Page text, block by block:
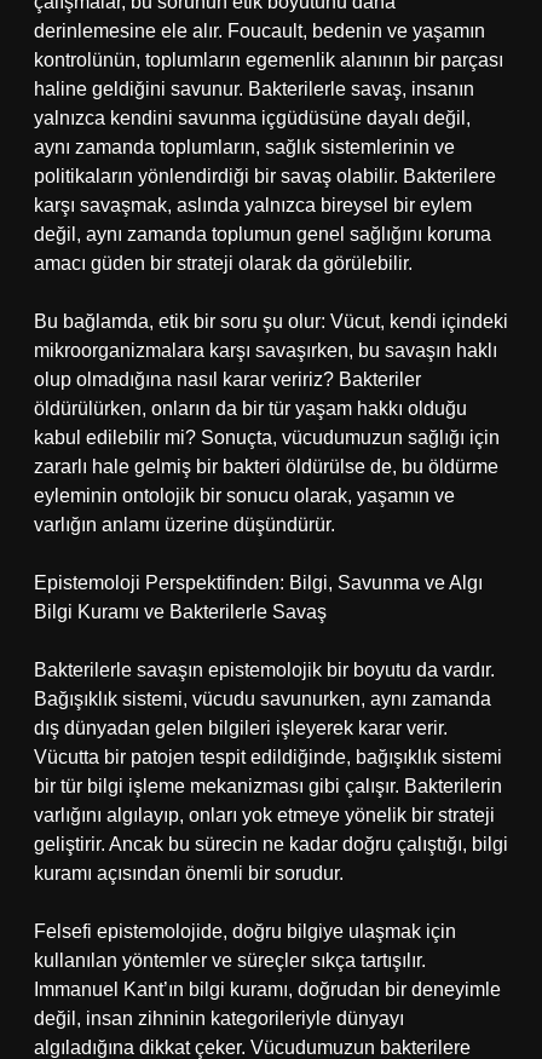
derinlemesine ele alır. Foucault, bedenin ve yaşamın
kontrolünün, toplumların egemenlik alanının bir parçası
haline geldiğini savunur. Bakterilerle savaş, insanın
yalnızca kendini savunma içgüdüsüne dayalı değil,
aynı zamanda toplumların, sağlık sistemlerinin ve
politikaların yönlendirdiği bir savaş olabilir. Bakterilere
karşı savaşmak, aslında yalnızca bireysel bir eylem
değil, aynı zamanda toplumun genel sağlığını koruma
amacı güden bir strateji olarak da görülebilir.
Bu bağlamda, etik bir soru şu olur: Vücut, kendi içindeki
mikroorganizmalara karşı savaşırken, bu savaşın haklı
olup olmadığına nasıl karar veririz? Bakteriler
öldürülürken, onların da bir tür yaşam hakkı olduğu
kabul edilebilir mi? Sonuçta, vücudumuzun sağlığı için
zararlı hale gelmiş bir bakteri öldürülse de, bu öldürme
eyleminin ontolojik bir sonucu olarak, yaşamın ve
varlığın anlamı üzerine düşündürür.
Epistemoloji Perspektifinden: Bilgi, Savunma ve Algı
Bilgi Kuramı ve Bakterilerle Savaş
Bakterilerle savaşın epistemolojik bir boyutu da vardır.
Bağışıklık sistemi, vücudu savunurken, aynı zamanda
dış dünyadan gelen bilgileri işleyerek karar verir.
Vücutta bir patojen tespit edildiğinde, bağışıklık sistemi
bir tür bilgi işleme mekanizması gibi çalışır. Bakterilerin
varlığını algılayıp, onları yok etmeye yönelik bir strateji
geliştirir. Ancak bu sürecin ne kadar doğru çalıştığı, bilgi
kuramı açısından önemli bir sorudur.
Felsefi epistemolojide, doğru bilgiye ulaşmak için
kullanılan yöntemler ve süreçler sıkça tartışılır.
Immanuel Kant’ın bilgi kuramı, doğrudan bir deneyimle
değil, insan zihninin kategorileriyle dünyayı
algıladığına dikkat çeker. Vücudumuzun bakterilere